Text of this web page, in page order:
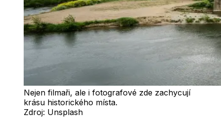
Nejen filmaři, ale i fotografové zde zachycují
krásu historického místa.
Zdroj: Unsplash